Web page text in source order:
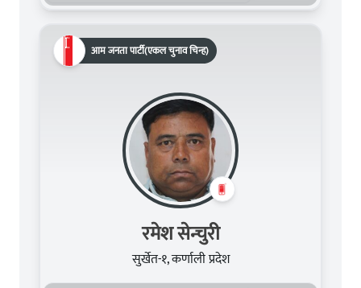
आम जनता पार्टी(एकल चुनाव चिन्ह)
रमेश सेन्चुरी
सुर्खेत-१, कर्णाली प्रदेश